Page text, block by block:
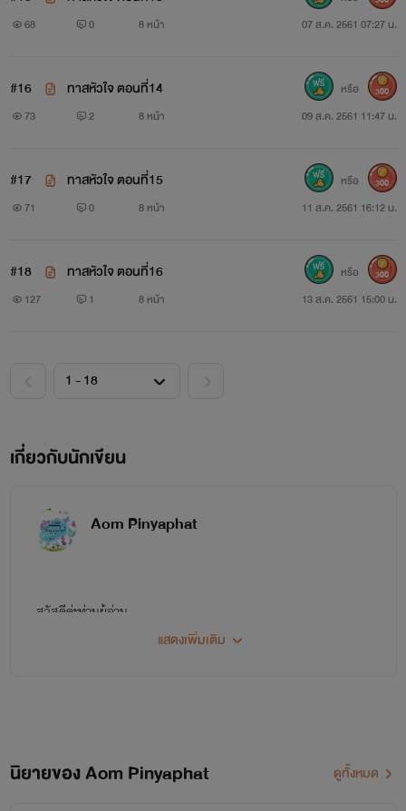
68 0 8 หน้า 07 ส.ค. 2561 07:27 น.
#16 ทาสหัวใจ ตอนที่14
73 2 8 หน้า 09 ส.ค. 2561 11:47 น.
หรือ 300
#17 ทาสหัวใจ ตอนที่15
71 0 8 หน้า 11 ส.ค. 2561 16:12 น.
หรือ 300
#18 ทาสหัวใจ ตอนที่16
127 1 8 หน้า 13 ส.ค. 2561 15:00 น.
หรือ 300
เกี่ยวกับนักเขียน
Aom Pinyaphat
สวัสดีค่ะท่านผู้อ่าน
ก่อนอื่นขอแนะนำตัวก่อนนะคะ
ฝากติดตามผลงานของเราด้วยนะคะ
แสดงเพิ่มเติม
นิยายของ Aom Pinyaphat ดูทั้งหมด